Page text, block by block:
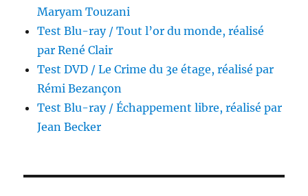
Maryam Touzani
Test Blu-ray / Tout l’or du monde, réalisé
par René Clair
Test DVD / Le Crime du 3e étage, réalisé par
Rémi Bezançon
Test Blu-ray / Échappement libre, réalisé par
Jean Becker